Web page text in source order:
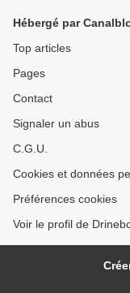
Hébergé par
Top articles
Pages
Contact
Signaler un abus
C.G.U.
Cookies et données
Préférences cookies
Voir le profil de